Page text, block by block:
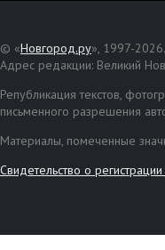
© «Новгород.ру», 1997-2026.
Адрес редакции: Великий
Републикация текстов,
письменного разрешения
Материалы, помеченные
Свидетельство о